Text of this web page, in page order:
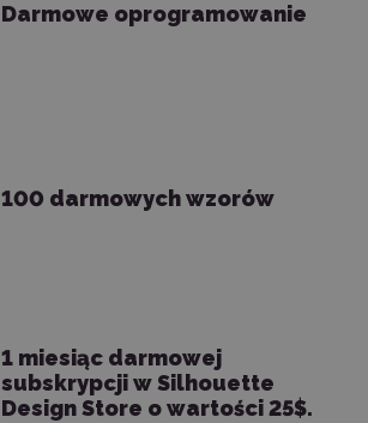
Darmowe oprogramowanie
100 darmowych wzorów
1 miesiąc darmowej
subskrypcji w Silhouette
Design Store o wartości 25$.